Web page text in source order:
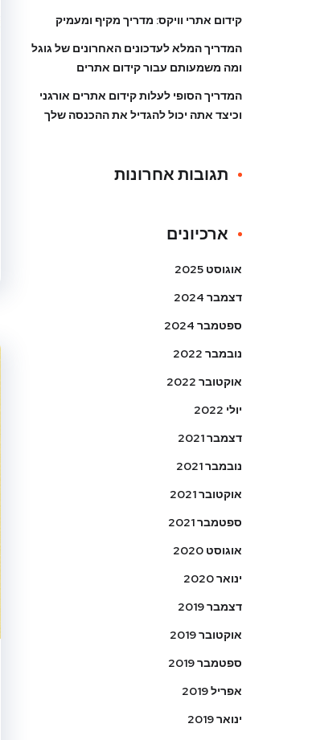
קידום אתרי וויקס: מדריך מקיף ומעמיק
המדריך המלא לעדכונים האחרונים של גוגל
ומה משמעותם עבור קידום אתרים
המדריך הסופי לעלות קידום אתרים אורגני
וכיצד אתה יכול להגדיל את ההכנסה שלך
תגובות אחרונות
ארכיונים
אוגוסט 2025
דצמבר 2024
ספטמבר 2024
נובמבר 2022
אוקטובר 2022
יולי 2022
דצמבר 2021
נובמבר 2021
אוקטובר 2021
ספטמבר 2021
אוגוסט 2020
ינואר 2020
דצמבר 2019
אוקטובר 2019
ספטמבר 2019
אפריל 2019
ינואר 2019